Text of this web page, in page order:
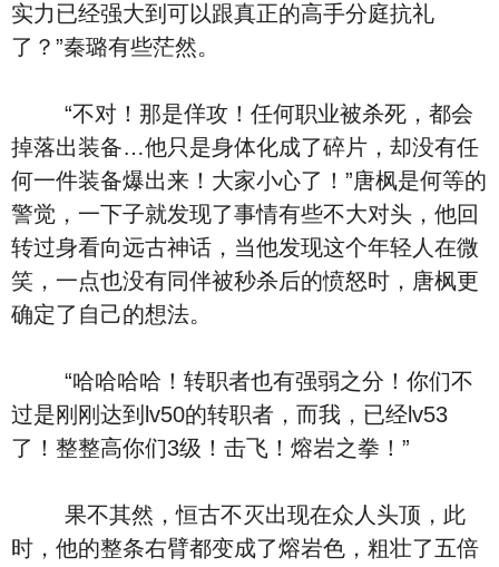
实力已经强大到可以跟真正的高手分庭抗礼
了？”秦璐有些茫然。
“不对！那是佯攻！任何职业被杀死，都会
掉落出装备…他只是身体化成了碎片，却没有任
何一件装备爆出来！大家小心了！”唐枫是何等的
警觉，一下子就发现了事情有些不大对头，他回
转过身看向远古神话，当他发现这个年轻人在微
笑，一点也没有同伴被秒杀后的愤怒时，唐枫更
确定了自己的想法。
“哈哈哈哈！转职者也有强弱之分！你们不
过是刚刚达到lv50的转职者，而我，已经lv53
了！整整高你们3级！击飞！熔岩之拳！”
果不其然，恒古不灭出现在众人头顶，此
时，他的整条右臂都变成了熔岩色，粗壮了五倍